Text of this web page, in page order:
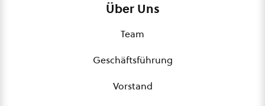
Über Uns
Team
Geschäftsführung
Vorstand